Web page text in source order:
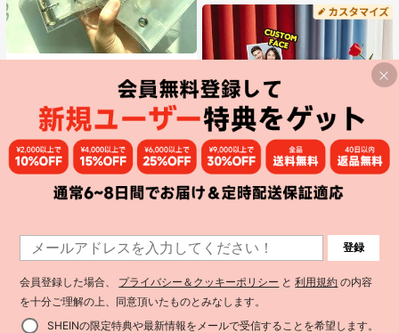
ルーズリーフバインダー、透明ステ
ッカーブック、シールブック、ステ
ッカーブック、写真収納バッグ、フ
ォトアルバム、貯金プランブック、
プランナー、ノート、オフィス文房
具、学用品として使用可能
#1 ベストセラー
マルチカラー バインダー
高リピート率
マルチカラー バインダー
マルチカラー バインダー
#1 ベストセラー
マルチカラー バインダー
高リピート率
(1000+)
177 -2% 概算
フト、誕生日ギフトを手作りできま
す。
¥122 節約
ション - パーソナライズされた顔ホ
ームデコレーションクッション、ニ
ット生地、ハート柄、愛を表現、カ
ップルホームデコレーション、ホー
5.1k+ sold (1000+)
¥689 -15%
1
登録
会員登録した場合、 プライバシー＆クッキーポリシー と利用規約 の内容
を十分ご理解の上、同意頂いたものとみなします。
SHEINの限定特典や最新情報をメールで受信することを希望します。